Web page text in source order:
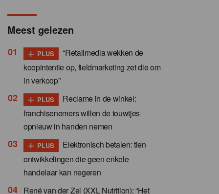
Meest gelezen
+ PLUS
“Retailmedia wekken de
koopintentie op, fieldmarketing zet die om
in verkoop”
+ PLUS
Reclame in de winkel:
franchisenemers willen de touwtjes
opnieuw in handen nemen
+ PLUS
Elektronisch betalen: tien
ontwikkelingen die geen enkele
handelaar kan negeren
René van der Zel (XXL Nutrition): “Het